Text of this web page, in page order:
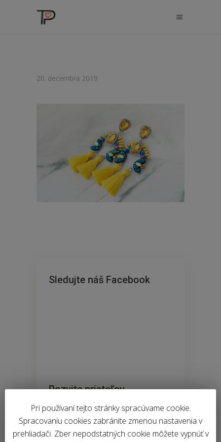
20. decembra 2019
Sledujte náš Facebook
Pozvite priateľov
Pri používaní tejto stránky spracúvame cookie.
Spracovaniu cookies zabránite zmenou nastavenia v
prehliadači. Zber nepodstatných cookie môžete vypnúť v